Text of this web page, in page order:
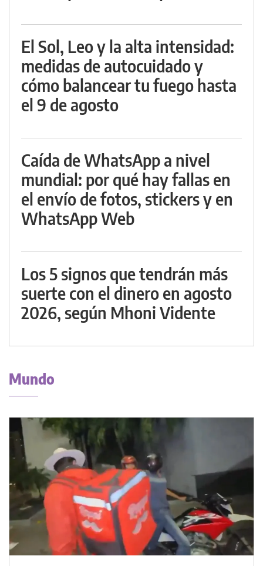
El Sol, Leo y la alta intensidad:
medidas de autocuidado y
cómo balancear tu fuego hasta
el 9 de agosto
Caída de WhatsApp a nivel
mundial: por qué hay fallas en
el envío de fotos, stickers y en
WhatsApp Web
Los 5 signos que tendrán más
suerte con el dinero en agosto
2026, según Mhoni Vidente
Mundo